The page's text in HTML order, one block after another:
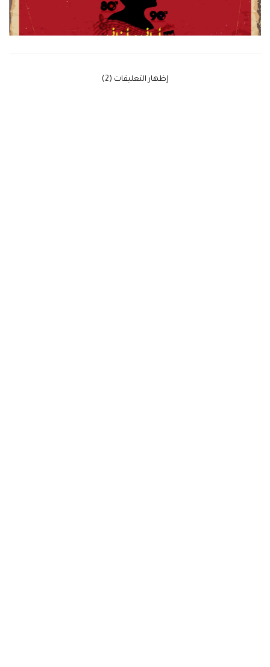
‫إظهار التعليقات (2)